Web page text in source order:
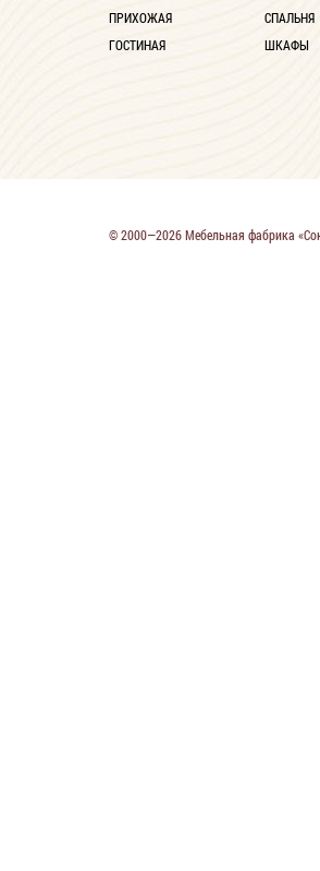
ПРИХОЖАЯ
ГОСТИНАЯ
СПАЛЬНЯ
ШКАФЫ
© 2000—2026 Мебельная фабрика